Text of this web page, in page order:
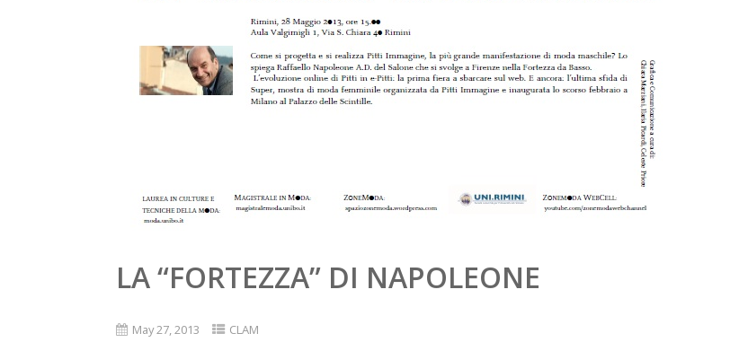
LA “FORTEZZA” DI NAPOLEONE
May 27, 2013 CLAM